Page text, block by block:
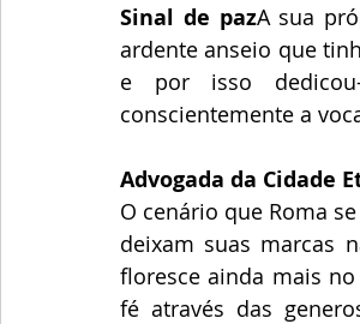
Sinal de pazA sua
ardente anseio que
e por isso
conscientemente a
Advogada da Cidade
O cenário que Roma
deixam suas marcas
floresce ainda mais
fé através das